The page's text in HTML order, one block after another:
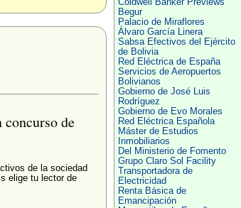
de
de la sociedad
elige tu lector de
Coldwell Banker Previews
Begur
Palacio de Miraflores
Álvaro García Linera
Sabsa Efectivos del Ejército
de Bolivia
Red Eléctrica de España
Servicios de Aeropuertos
Bolivianos
Gobierno de José Luis
Rodríguez
Gobierno de Evo Morales
Red Eléctrica Española
Máster de Estudios
Inmobiliarios
Del Ministerio de Fomento
Grupo Claro Sol Facility
Transportadora de
Electricidad
Renta Básica de
Emancipación